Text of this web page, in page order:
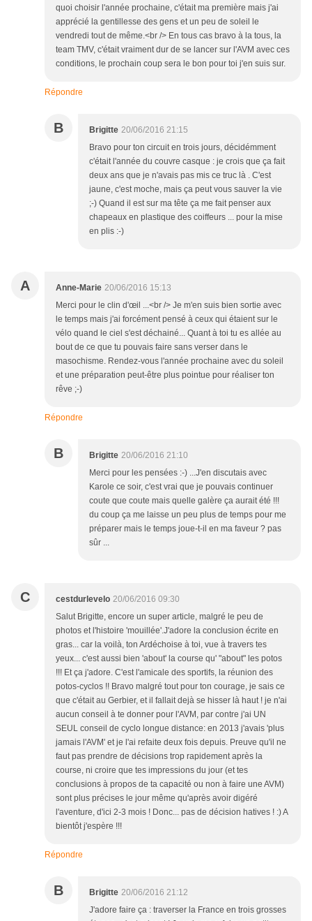
quoi choisir l'année prochaine, c'était ma première mais j'ai
apprécié la gentillesse des gens et un peu de soleil le
vendredi tout de même.<br /> En tous cas bravo à la tous, la
team TMV, c'était vraiment dur de se lancer sur l'AVM avec ces
conditions, le prochain coup sera le bon pour toi j'en suis sur.
Répondre
B Brigitte 20/06/2016 21:15
Bravo pour ton circuit en trois jours, décidémment
c'était l'année du couvre casque : je crois que ça fait
deux ans que je n'avais pas mis ce truc là . C'est
jaune, c'est moche, mais ça peut vous sauver la vie
;-) Quand il est sur ma tête ça me fait penser aux
chapeaux en plastique des coiffeurs ... pour la mise
en plis :-)
A Anne-Marie 20/06/2016 15:13
Merci pour le clin d'œil ...<br /> Je m'en suis bien sortie avec
le temps mais j'ai forcément pensé à ceux qui étaient sur le
vélo quand le ciel s'est déchainé... Quant à toi tu es allée au
bout de ce que tu pouvais faire sans verser dans le
masochisme. Rendez-vous l'année prochaine avec du soleil
et une préparation peut-être plus pointue pour réaliser ton
rêve ;-)
Répondre
B Brigitte 20/06/2016 21:10
Merci pour les pensées :-) ...J'en discutais avec
Karole ce soir, c'est vrai que je pouvais continuer
coute que coute mais quelle galère ça aurait été !!!
du coup ça me laisse un peu plus de temps pour me
préparer mais le temps joue-t-il en ma faveur ? pas
sûr ...
C cestdurlevelo 20/06/2016 09:30
Salut Brigitte, encore un super article, malgré le peu de
photos et l'histoire 'mouillée'.J'adore la conclusion écrite en
gras... car la voilà, ton Ardéchoise à toi, vue à travers tes
yeux... c'est aussi bien 'about' la course qu' "about" les potos
!!! Et ça j'adore. C'est l'amicale des sportifs, la réunion des
potos-cyclos !! Bravo malgré tout pour ton courage, je sais ce
que c'était au Gerbier, et il fallait dejà se hisser là haut ! je n'ai
aucun conseil à te donner pour l'AVM, par contre j'ai UN
SEUL conseil de cyclo longue distance: en 2013 j'avais 'plus
jamais l'AVM' et je l'ai refaite deux fois depuis. Preuve qu'il ne
faut pas prendre de décisions trop rapidement après la
course, ni croire que tes impressions du jour (et tes
conclusions à propos de ta capacité ou non à faire une AVM)
sont plus précises le jour même qu'après avoir digéré
l'aventure, d'ici 2-3 mois ! Donc... pas de décision hatives ! :) A
bientôt j'espère !!!
Répondre
B Brigitte 20/06/2016 21:12
J'adore faire ça : traverser la France en trois grosses